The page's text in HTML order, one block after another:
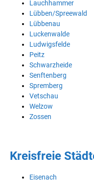
Lauchhammer
Lübben/Spreewald
Lübbenau
Luckenwalde
Ludwigsfelde
Peitz
Schwarzheide
Senftenberg
Spremberg
Vetschau
Welzow
Zossen
Kreisfreie
Eisenach